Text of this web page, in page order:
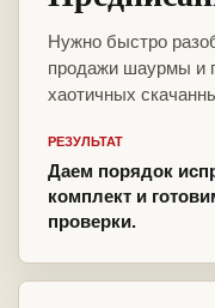
Нужно быстро
продажи шаурмы и
хаотичных
РЕЗУЛЬТАТ
Даем порядок
комплект и
проверки.